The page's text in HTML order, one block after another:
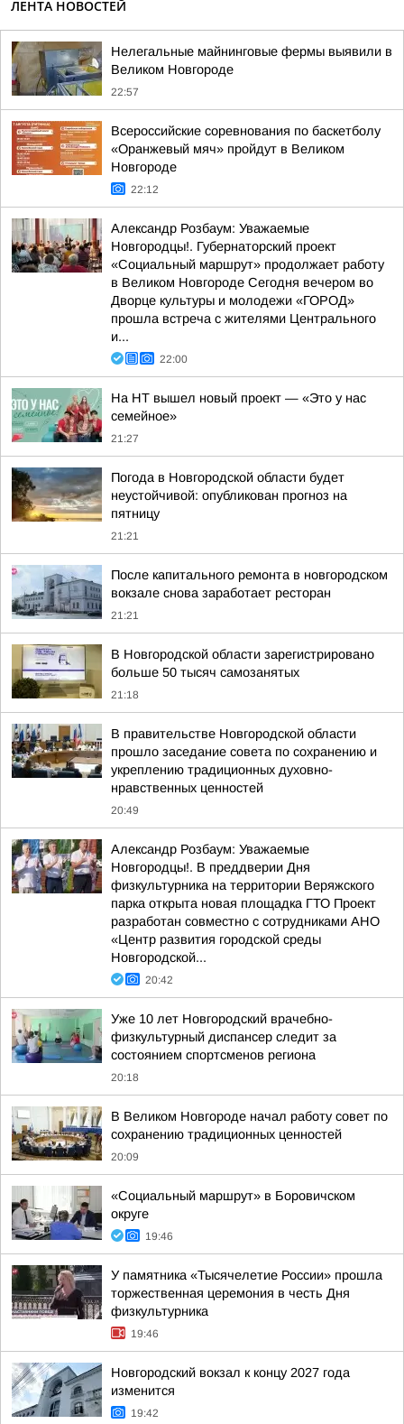
ЛЕНТА НОВОСТЕЙ
Нелегальные майнинговые фермы выявили в
Великом Новгороде
22:57
Всероссийские соревнования по баскетболу
«Оранжевый мяч» пройдут в Великом
Новгороде
22:12
Александр Розбаум: Уважаемые
Новгородцы!. Губернаторский проект
«Социальный маршрут» продолжает работу
в Великом Новгороде Сегодня вечером во
Дворце культуры и молодежи «ГОРОД»
прошла встреча с жителями Центрального
и...
22:00
На НТ вышел новый проект — «Это у нас
семейное»
21:27
Погода в Новгородской области будет
неустойчивой: опубликован прогноз на
пятницу
21:21
После капитального ремонта в новгородском
вокзале снова заработает ресторан
21:21
В Новгородской области зарегистрировано
больше 50 тысяч самозанятых
21:18
В правительстве Новгородской области
прошло заседание совета по сохранению и
укреплению традиционных духовно-
нравственных ценностей
20:49
Александр Розбаум: Уважаемые
Новгородцы!. В преддверии Дня
физкультурника на территории Веряжского
парка открыта новая площадка ГТО Проект
разработан совместно с сотрудниками АНО
«Центр развития городской среды
Новгородской...
20:42
Уже 10 лет Новгородский врачебно-
физкультурный диспансер следит за
состоянием спортсменов региона
20:18
В Великом Новгороде начал работу совет по
сохранению традиционных ценностей
20:09
«Социальный маршрут» в Боровичском
округе
19:46
У памятника «Тысячелетие России» прошла
торжественная церемония в честь Дня
физкультурника
19:46
Новгородский вокзал к концу 2027 года
изменится
19:42